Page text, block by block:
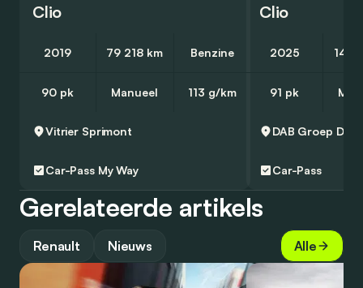
Clio
2019 79 218 km Benzine
90 pk Manueel 113 g/km
Vitrier Sprimont
Car-Pass My Way
Clio
2025 14
91 pk
DAB Groep
Car-Pass
Gerelateerde artikels
Renault Nieuws Alle